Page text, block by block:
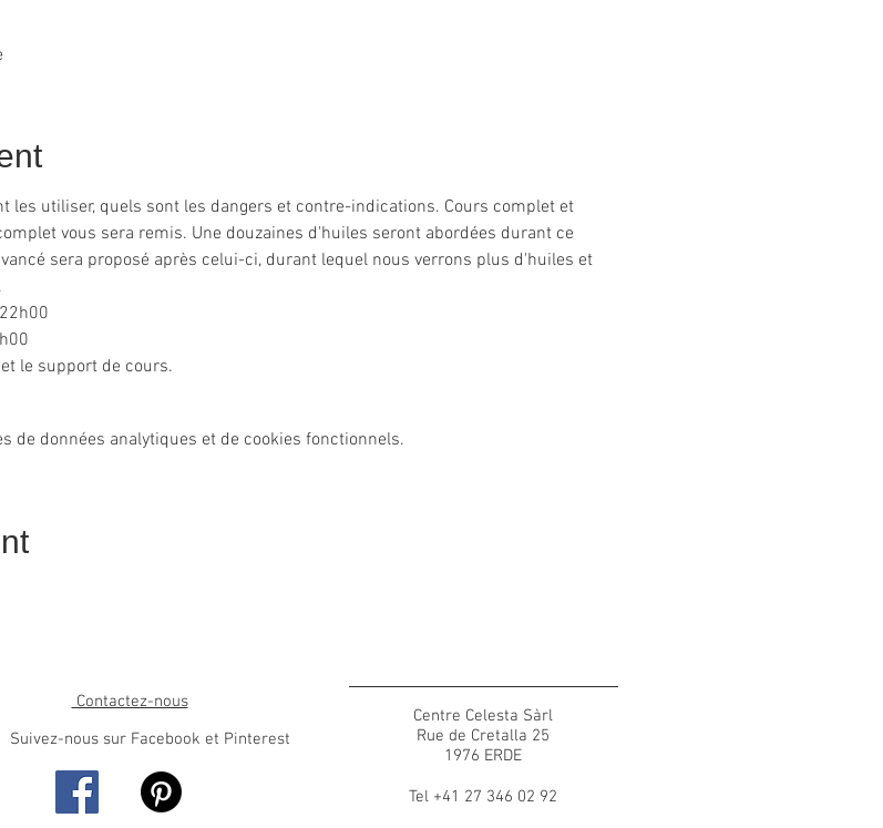
les utiliser, quels sont les dangers et contre-indications. Cours complet et
vous sera remis. Une douzaines d'huiles seront abordées durant ce
sera proposé après celui-ci, durant lequel nous verrons plus d'huiles et
le support de cours.
de données analytiques et de cookies fonctionnels.
Contactez-nous
Centre Celesta Sàrl
Rue de Cretalla 25
1976 ERDE
Tel +41 27 346 02 92
Suivez-nous sur Facebook et Pinterest